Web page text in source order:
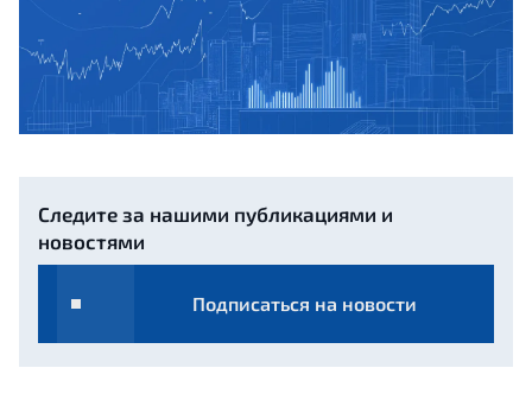
Следите за нашими публикациями и
новостями
Подписаться на новости